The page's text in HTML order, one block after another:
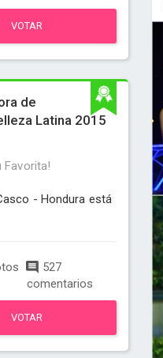
VOTAR
de
Latina 2015
Favorita!
- Hondura está
527
comentarios
VOTAR